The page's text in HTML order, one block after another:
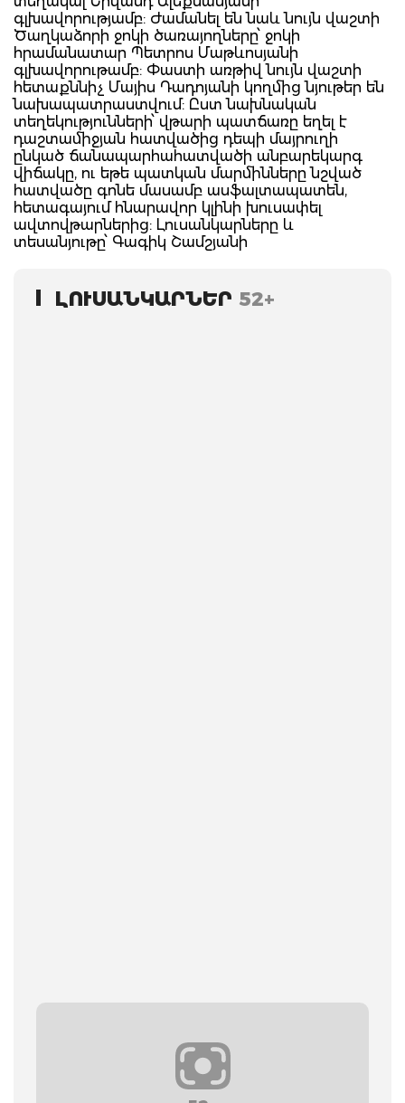
գլխավորությամբ: Ժամանել են նաև նույն վաշտի
Ծաղկաձորի ջոկի ծառայողները՝ ջոկի
հրամանատար Պետրոս Մաթևոսյանի
գլխավորութամբ: Փաստի առթիվ նույն վաշտի
հետաքննիչ Մայիս Դադոյանի կողմից նյութեր են
նախապատրաստվում: Ըստ նախնական
տեղեկությունների՝ վթարի պատճառը եղել է
դաշտամիջյան հատվածից դեպի մայրուղի
ընկած ճանապարհահատվածի անբարեկարգ
վիճակը, ու եթե պատկան մարմինները նշված
հատվածը գոնե մասամբ ասֆալտապատեն,
հետագայում հնարավոր կլինի խուսափել
ավտովթարներից: Լուսանկարները և
տեսանյութը՝ Գագիկ Շամշյանի
ԼՈՒՍԱՆԿԱՐՆԵՐ 52+